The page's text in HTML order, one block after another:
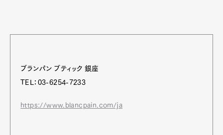
ブランパン ブティック 銀座
TEL：03-6254-7233
https://www.blancpain.com/ja